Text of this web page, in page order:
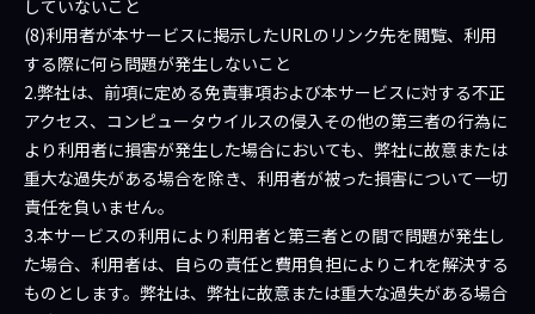
していないこと
(8)利用者が本サービスに掲示したURLのリンク先を閲覧、利用
する際に何ら問題が発生しないこと
2.弊社は、前項に定める免責事項および本サービスに対する不正
アクセス、コンピュータウイルスの侵入その他の第三者の行為に
より利用者に損害が発生した場合においても、弊社に故意または
重大な過失がある場合を除き、利用者が被った損害について一切
責任を負いません。
3.本サービスの利用により利用者と第三者との間で問題が発生し
た場合、利用者は、自らの責任と費用負担によりこれを解決する
ものとします。弊社は、弊社に故意または重大な過失がある場合